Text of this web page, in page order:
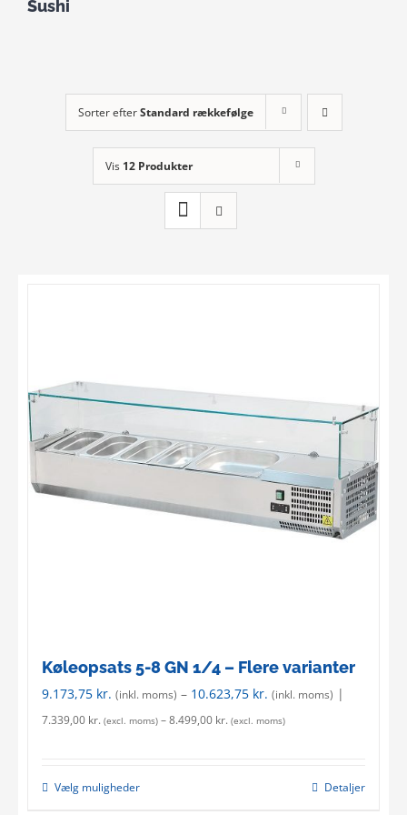
Sushi
Sorter efterStandard rækkefølge
Vis 12 Produkter
Køleopsats 5-8 GN 1/4 – Flere varianter
9.173,75 kr. (inkl. moms) – 10.623,75 kr. (inkl. moms) |
7.339,00 kr. (excl. moms) – 8.499,00 kr. (excl. moms)
Vælg mulighederThis
Detaljer